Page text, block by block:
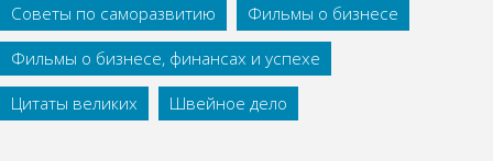
Советы по саморазвитию
Фильмы о бизнесе
Фильмы о бизнесе, финансах и успехе
Цитаты великих
Швейное дело